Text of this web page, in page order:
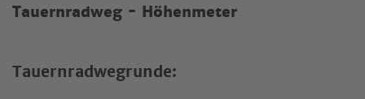
Tauernradweg - Höhenmeter
Tauernradwegrunde: